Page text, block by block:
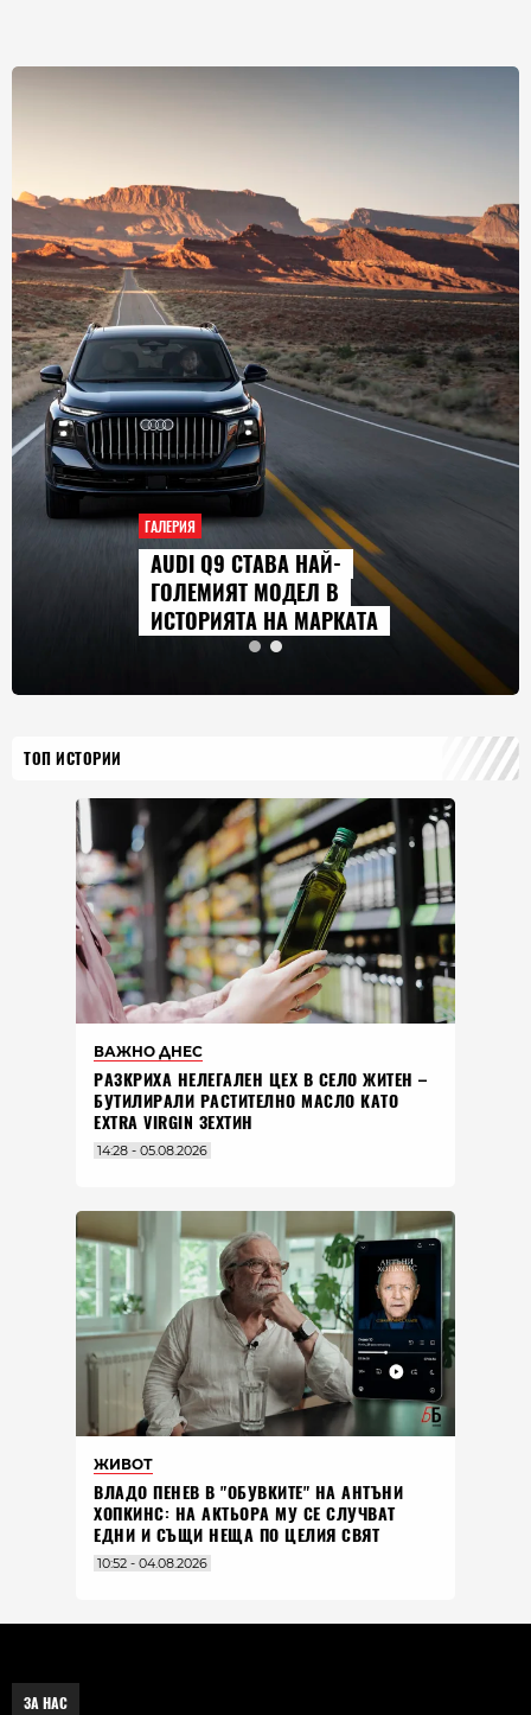
ГАЛЕРИЯ
AUDI Q9 СТАВА НАЙ-
ГОЛЕМИЯТ МОДЕЛ В
ИСТОРИЯТА НА МАРКАТА
ТОП ИСТОРИИ
ВАЖНО ДНЕС
РАЗКРИХА НЕЛЕГАЛЕН ЦЕХ В СЕЛО ЖИТЕН –
БУТИЛИРАЛИ РАСТИТЕЛНО МАСЛО КАТО
EXTRA VIRGIN ЗЕХТИН
14:28 - 05.08.2026
ЖИВОТ
ВЛАДO ПЕНЕВ В "ОБУВКИТЕ" НА АНТЪНИ
ХОПКИНС: НА АКТЬОРА МУ СЕ СЛУЧВАТ
ЕДНИ И СЪЩИ НЕЩА ПО ЦЕЛИЯ СВЯТ
10:52 - 04.08.2026
ЗА НАС